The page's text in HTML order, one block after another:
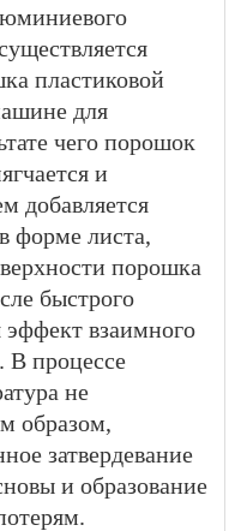
пластиковой
для
чего порошок
и
добавляется
форме листа,
порошка
быстрого
эффект взаимного
В процессе
не
образом,
затвердевание
и образование